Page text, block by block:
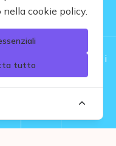
12948810960 .
Tutti i
cookie policy.
tutto